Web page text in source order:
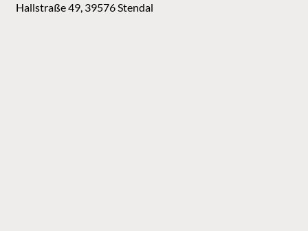
Hallstraße 49, 39576 Stendal